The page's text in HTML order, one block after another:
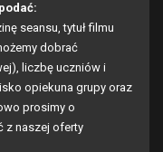
seansu, tytuł filmu
dobrać
liczbę uczniów i
opiekuna grupy oraz
prosimy o
z naszej oferty